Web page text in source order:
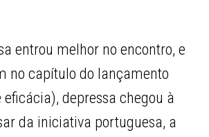
entrou melhor no encontro, e
no capítulo do lançamento
eficácia), depressa chegou à
da iniciativa portuguesa, a